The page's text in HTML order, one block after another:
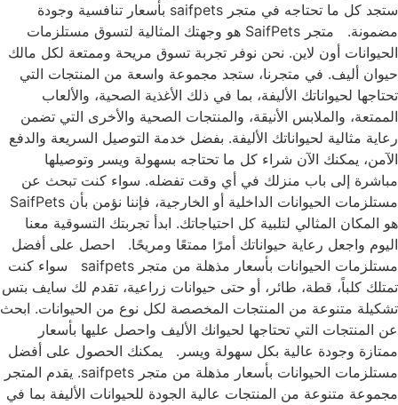
ستجد كل ما تحتاجه في متجر saifpets بأسعار تنافسية وجودة
مضمونة. متجر SaifPets هو وجهتك المثالية لتسوق مستلزمات
الحيوانات أون لاين. نحن نوفر تجربة تسوق مريحة وممتعة لكل مالك
حيوان أليف. في متجرنا، ستجد مجموعة واسعة من المنتجات التي
تحتاجها لحيواناتك الأليفة، بما في ذلك الأغذية الصحية، والألعاب
الممتعة، والملابس الأنيقة، والمنتجات الصحية والأخرى التي تضمن
رعاية مثالية لحيواناتك الأليفة. بفضل خدمة التوصيل السريعة والدفع
الآمن، يمكنك الآن شراء كل ما تحتاجه بسهولة ويسر وتوصيلها
مباشرة إلى باب منزلك في أي وقت تفضله. سواء كنت تبحث عن
مستلزمات الحيوانات الداخلية أو الخارجية، فإننا نؤمن بأن SaifPets
هو المكان المثالي لتلبية كل احتياجاتك. ابدأ تجربتك التسوقية معنا
اليوم واجعل رعاية حيواناتك أمرًا ممتعًا ومريحًا. احصل على أفضل
مستلزمات الحيوانات بأسعار مذهلة من متجر saifpets سواء كنت
تمتلك كلباً، قطة، طائر، أو حتى حيوانات زراعية، تقدم لك سايف بتس
تشكيلة متنوعة من المنتجات المخصصة لكل نوع من الحيوانات. ابحث
عن المنتجات التي تحتاجها لحيوانك الأليف واحصل عليها بأسعار
ممتازة وجودة عالية بكل سهولة ويسر. يمكنك الحصول على أفضل
مستلزمات الحيوانات بأسعار مذهلة من متجر saifpets. يقدم المتجر
مجموعة متنوعة من المنتجات عالية الجودة للحيوانات الأليفة بما في